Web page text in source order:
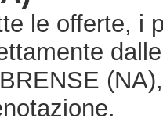
le offerte, i